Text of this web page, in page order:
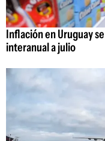
Inflación en Uruguay
interanual a julio